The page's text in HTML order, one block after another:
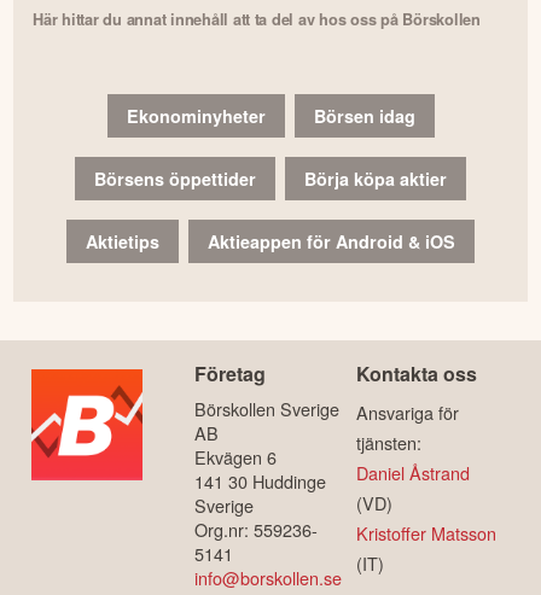
Här hittar du annat innehåll att ta del av hos oss på Börskollen
Ekonominyheter Börsen idag
Börsens öppettider Börja köpa aktier
Aktietips Aktieappen för Android & iOS
Företag
Börskollen Sverige
AB
Ekvägen 6
141 30 Huddinge
Sverige
Org.nr: 559236-
5141
info@borskollen.se
Kontakta oss
Ansvariga för
tjänsten:
Daniel Åstrand
(VD)
Kristoffer Matsson
(IT)